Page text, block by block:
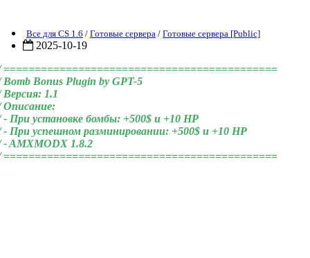
Все для CS 1.6 / Готовые сервера / Готовые сервера [Public]
2025-10-19
============================================
Bomb Bonus Plugin by GPT-5
Версия: 1.1
Описание:
- При установке бомбы: +500$ и +10 HP
- При успешном разминировании: +500$ и +10 HP
- AMXMODX 1.8.2
============================================